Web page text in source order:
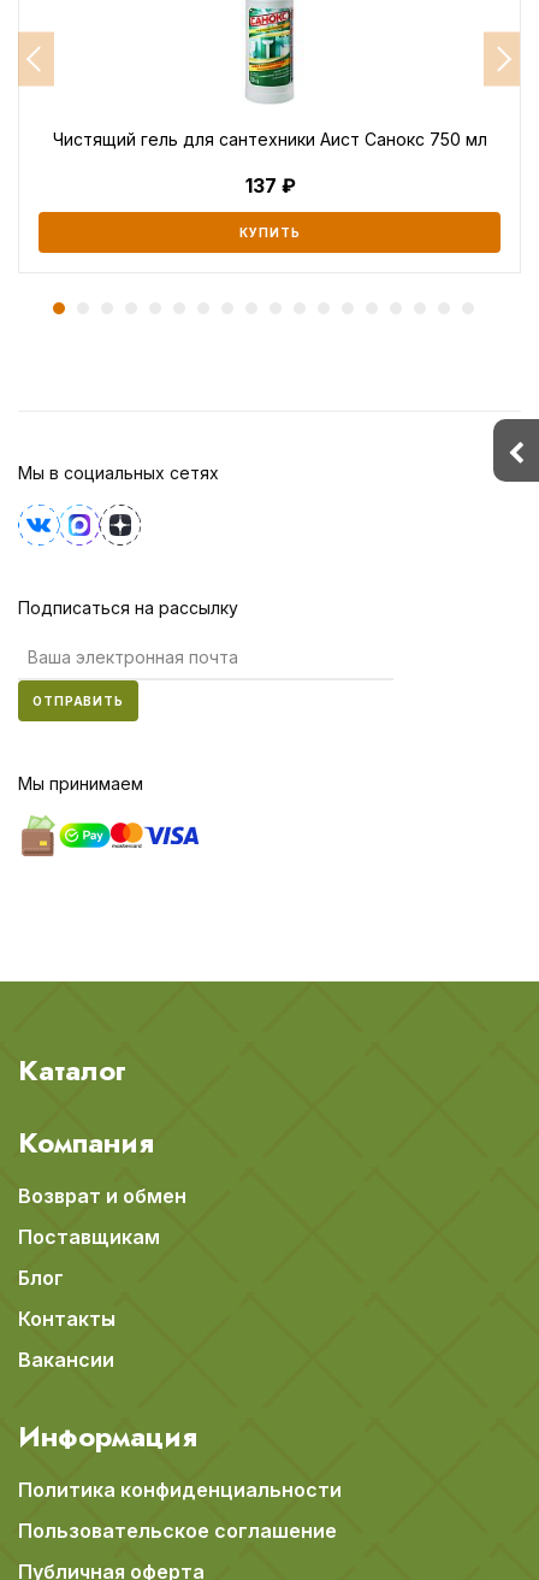
Чистящий гель для сантехники Аист Санокс 750 мл
137
КУПИТЬ
Мы в социальных сетях
Подписаться на рассылку
ОТПРАВИТЬ
Мы принимаем
Каталог
Компания
Возврат и обмен
Поставщикам
Блог
Контакты
Вакансии
Информация
Политика конфиденциальности
Пользовательское соглашение
Публичная оферта